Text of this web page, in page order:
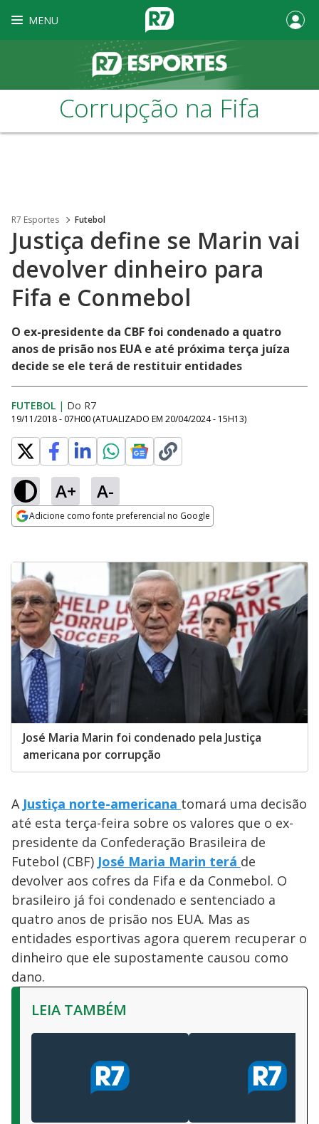
MENU
Corrupção na Fifa
R7 Esportes Futebol
Justiça define se Marin vai
devolver dinheiro para
Fifa e Conmebol
O ex-presidente da CBF foi condenado a quatro
anos de prisão nos EUA e até próxima terça juíza
decide se ele terá de restituir entidades
FUTEBOL | Do R7
19/11/2018 - 07H00 (ATUALIZADO EM 20/04/2024 - 15H13)
A+ A-
Adicione como fonte preferencial no Google
José Maria Marin foi condenado pela Justiça
americana por corrupção
A Justiça norte-americana tomará uma decisão
até esta terça-feira sobre os valores que o ex-
presidente da Confederação Brasileira de
Futebol (CBF) José Maria Marin terá de
devolver aos cofres da Fifa e da Conmebol. O
brasileiro já foi condenado e sentenciado a
quatro anos de prisão nos EUA. Mas as
entidades esportivas agora querem recuperar o
dinheiro que ele supostamente causou como
dano.
LEIA TAMBÉM